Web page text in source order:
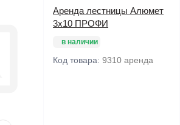
Аренда лестницы Алюмет
3х10 ПРОФИ
в наличии
Код товара: 9310 аренда